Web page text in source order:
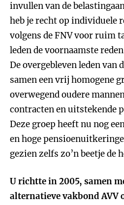
invullen van de
heb je recht op individuele
volgens de FNV voor ruim
leden de voornaamste
De overgebleven leden van
samen een vrij homogene
overwegend oudere
contracten en uitstekende
Deze groep heeft nu nog
en hoge
gezien zelfs zo’n beetje de
U richtte in 2005, samen
alternatieve vakbond AVV